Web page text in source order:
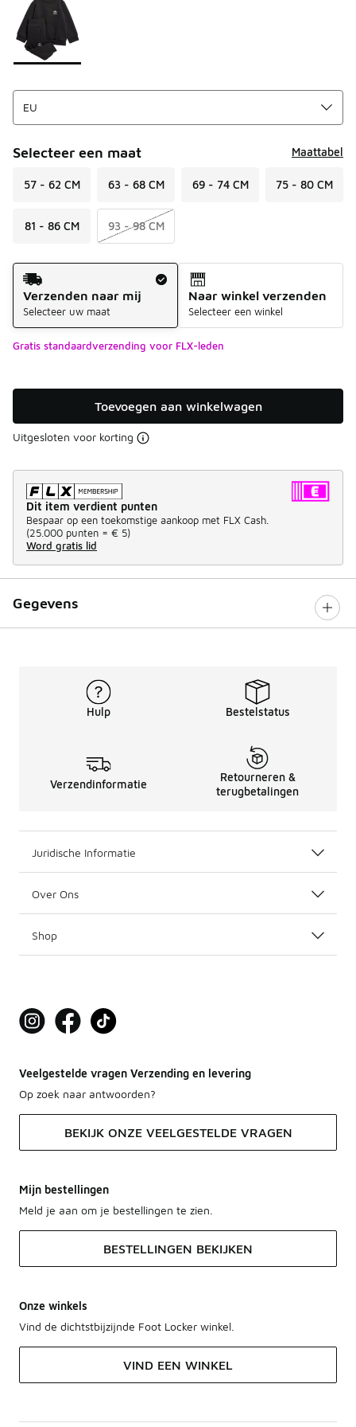
Selecteer een maat Maattabel
57 - 62 CM 63 - 68 CM 69 - 74 CM 75 - 80 CM
81 - 86 CM 93 - 98 CM
Verzendmethode
Verzenden naar mij
Selecteer uw maat
Naar winkel verzenden
Selecteer een winkel
Gratis standaardverzending voor FLX-leden
Toevoegen aan winkelwagen
Uitgesloten voor korting
Dit item verdient punten
Bespaar op een toekomstige aankoop met FLX Cash.
(25.000 punten = € 5)
Word gratis lid
Gegevens
Hulp Bestelstatus
Verzendinformatie
Retourneren &
terugbetalingen
Juridische Informatie
Over Ons
Shop
Veelgestelde vragen Verzending en levering
Op zoek naar antwoorden?
BEKIJK ONZE VEELGESTELDE VRAGEN
Mijn bestellingen
Meld je aan om je bestellingen te zien.
BESTELLINGEN BEKIJKEN
Onze winkels
Vind de dichtstbijzijnde Foot Locker winkel.
VIND EEN WINKEL